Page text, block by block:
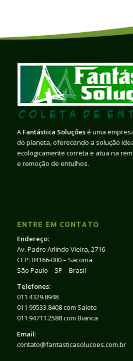
A Fantástica Soluçõesé uma
do planeta, oferecendo a solução
ecologicamente correta e atua na
e remoção de entulhos.
ENTRE EM CONTATO
Endereço:
Av. Padre Arlindo Vieira, 2716
CEP: 04166-000 – Sacomã
São Paulo – SP – Brasil
Telefones:
011 4329.8948
011 99533.8408 com Salete
011 94711.2588 com Bianca
Email:
contato@fantasticasolucoes.com.br